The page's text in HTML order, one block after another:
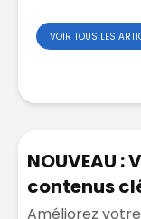
VOIR TOUS LES
NOUVEAU
contenus
Améliorez